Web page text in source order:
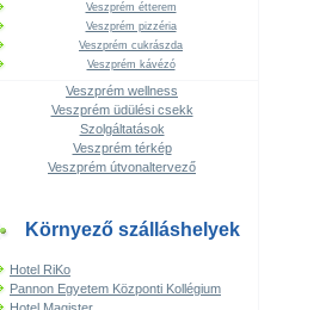
Veszprém étterem
Veszprém pizzéria
Veszprém cukrászda
Veszprém kávézó
Veszprém wellness
Veszprém üdülési csekk
Szolgáltatások
Veszprém térkép
Veszprém útvonaltervező
Környező szálláshelyek
Hotel RiKo
Pannon Egyetem Központi Kollégium